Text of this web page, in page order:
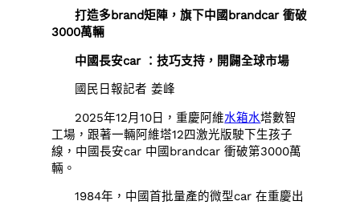
打造多brand矩陣，旗下中國brandcar 衝破
3000萬輛
中國長安car ：技巧支持，開闢全球市場
國民日報記者 姜峰
2025年12月10日，重慶阿維水箱水塔數智
工場，跟著一輛阿維塔12四激光版駛下生孩子
線，中國長安car 中國brandcar 衝破第3000萬
輛。
1984年，中國首批量產的微型car 在重慶出